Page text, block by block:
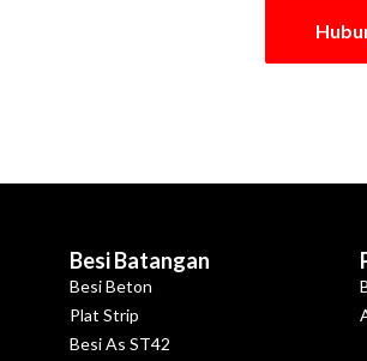
Besi Batangan
Besi Beton
Plat Strip
Besi As ST42